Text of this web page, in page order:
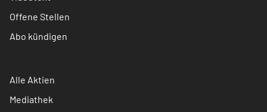
Offene Stellen
Abo kündigen
Alle Aktien
Mediathek